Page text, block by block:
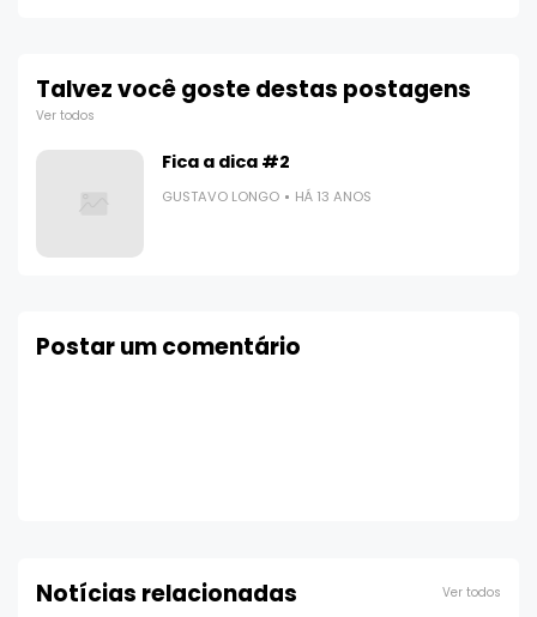
Talvez você goste destas postagens
Ver todos
Fica a dica #2
GUSTAVO LONGO HÁ 13 ANOS
Postar um comentário
Notícias relacionadas Ver todos